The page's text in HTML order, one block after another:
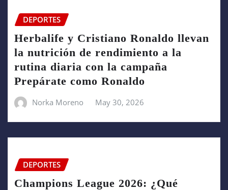
DEPORTES
Herbalife y Cristiano Ronaldo llevan
la nutrición de rendimiento a la
rutina diaria con la campaña
Prepárate como Ronaldo
Norka Moreno May 30, 2026
DEPORTES
Champions League 2026: ¿Qué